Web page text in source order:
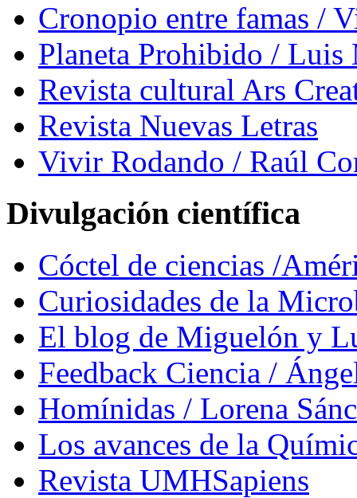
Cronopio entre famas /
Planeta Prohibido /
Revista cultural Ars
Revista Nuevas Letras
Vivir Rodando / Raúl
Divulgación científica
Cóctel de ciencias /
Curiosidades de la
El blog de Miguelón y
Feedback Ciencia /
Homínidas / Lorena
Los avances de la
Revista UMHSapiens